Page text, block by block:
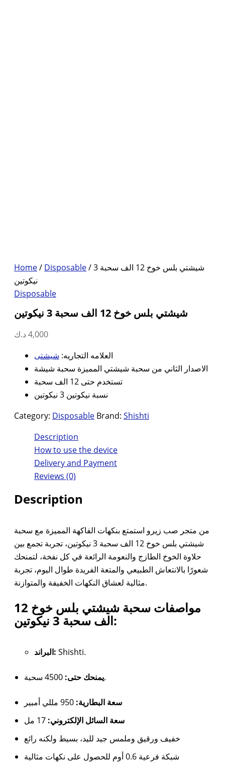
Home/ Disposable/ شيشتي بلس خوخ 12 الف سحبة 3
نيكوتين
Disposable
شيشتي بلس خوخ 12 الف سحبة 3 نيكوتين
4,000 د.ك
العلامه التجاريه: شيشتى
الاصدار الثاني من سحبة شيشتي المميزة سحبة شيشة
تستخدم حتى 12 الف سحبة
نسبة نيكوتين 3 نيكوتين
Category: Disposable Brand: Shishti
Description
How to use the device
Delivery and Payment
Reviews (0)
Description
من متجر صب زيرو استمتع بنكهات الفاكهة المميزة مع سحبة
شيشتي بلس خوخ 12 الف سحبة 3 نيكوتين، تجربة تجمع بين
حلاوة الخوخ الطازج والنعومة الرائعة في كل نفخة، لتمنحك
شعورًا بالانتعاش الطبيعي والمتعة الفريدة طوال اليوم، تجربة
مثالية لعشاق النكهات الخفيفة والمتوازنة.
مواصفات سحبة شيشتي بلس خوخ 12
الف سحبة 3 نيكوتين:
البراند: Shishti.
يمنحك حتى:4500 سحبة.
سعة البطارية:
سعة السائل الإلكتروني: 17 مل
خفيف ورقيق وملمس جيد لليد، بسيط ولكنه رائع
شبكة فرعية 0.6 أوم للحصول على نكهات مثالية